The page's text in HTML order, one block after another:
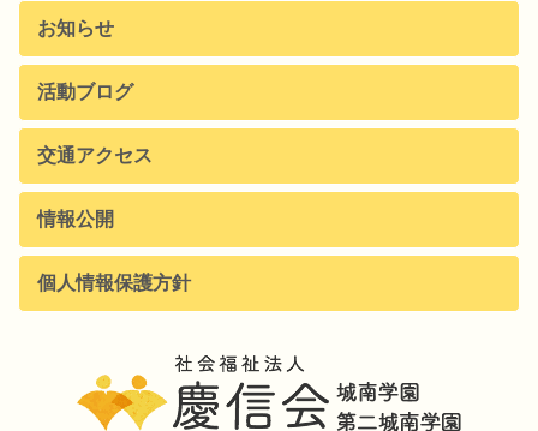
お知らせ
活動ブログ
交通アクセス
情報公開
個人情報保護方針